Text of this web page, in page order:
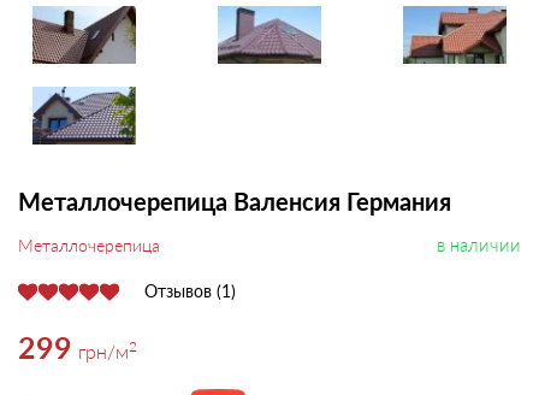
Металлочерепица Валенсия Германия
Металлочерепица в наличии
Отзывов (1)
299 грн/м2